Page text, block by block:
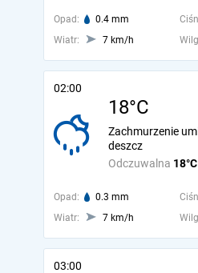
Opad: 0.4 mm
Wiatr:
7 km/h
02:00
18°C
Odczuwalna 18°C
Zachmurzenie
deszcz
Opad: 0.3 mm
Wiatr:
7 km/h
03:00